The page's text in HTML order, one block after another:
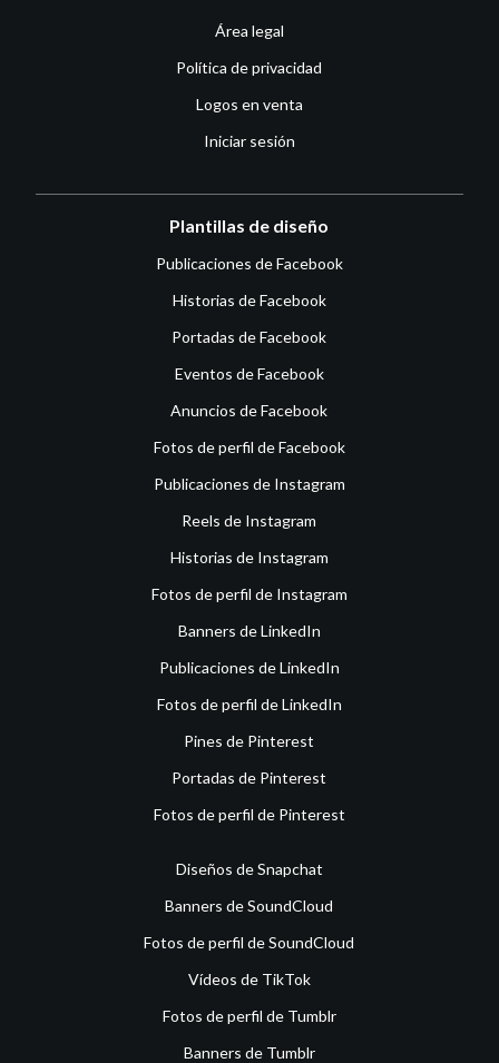
Área legal
Política de privacidad
Logos en venta
Iniciar sesión
Plantillas de diseño
Publicaciones de Facebook
Historias de Facebook
Portadas de Facebook
Eventos de Facebook
Anuncios de Facebook
Fotos de perfil de Facebook
Publicaciones de Instagram
Reels de Instagram
Historias de Instagram
Fotos de perfil de Instagram
Banners de LinkedIn
Publicaciones de LinkedIn
Fotos de perfil de LinkedIn
Pines de Pinterest
Portadas de Pinterest
Fotos de perfil de Pinterest
Diseños de Snapchat
Banners de SoundCloud
Fotos de perfil de SoundCloud
Vídeos de TikTok
Fotos de perfil de Tumblr
Banners de Tumblr